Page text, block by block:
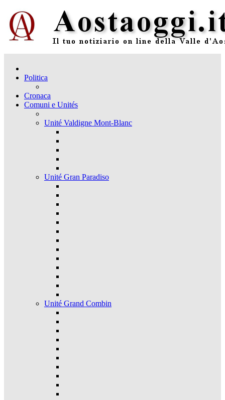
Politica
Cronaca
Comuni e Unités
Unité Valdigne Mont-Blanc
Unité Gran Paradiso
Unité Grand Combin